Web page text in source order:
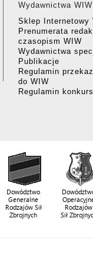
Wydawnictwa WIW
Sklep Internetowy
Prenumerata
czasopism WIW
Wydawnictwa
Publikacje
Regulamin
do WIW
Regulamin
Dowództwo
Generalne
Rodzajów Sił
Zbrojnych
Rodzajów
Sił